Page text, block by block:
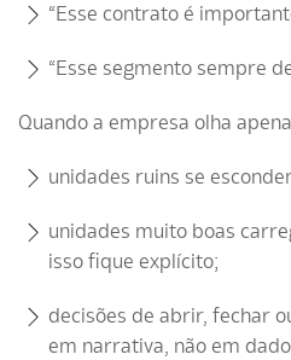
“Esse contrato é
“Esse segmento sempre
Quando a empresa olha
unidades ruins se
unidades muito boas
isso fique explícito;
decisões de abrir, fechar
em narrativa, não em